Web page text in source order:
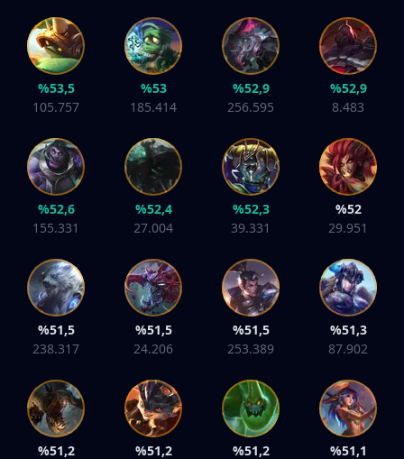
%53,5
105.757
%53
185.414
%52,9
256.595
%52,9
8.483
%52,6
155.331
%52,4
27.004
%52,3
39.331
%52
29.951
%51,5
238.317
%51,5
24.206
%51,5
253.389
%51,3
87.902
%51,2 %51,2 %51,2 %51,1